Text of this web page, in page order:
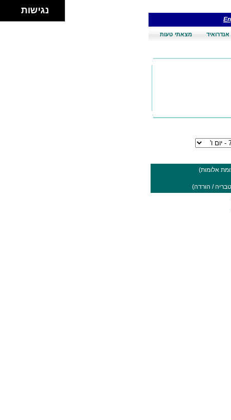
אנדרואיד מצאתי טעות
נגישות